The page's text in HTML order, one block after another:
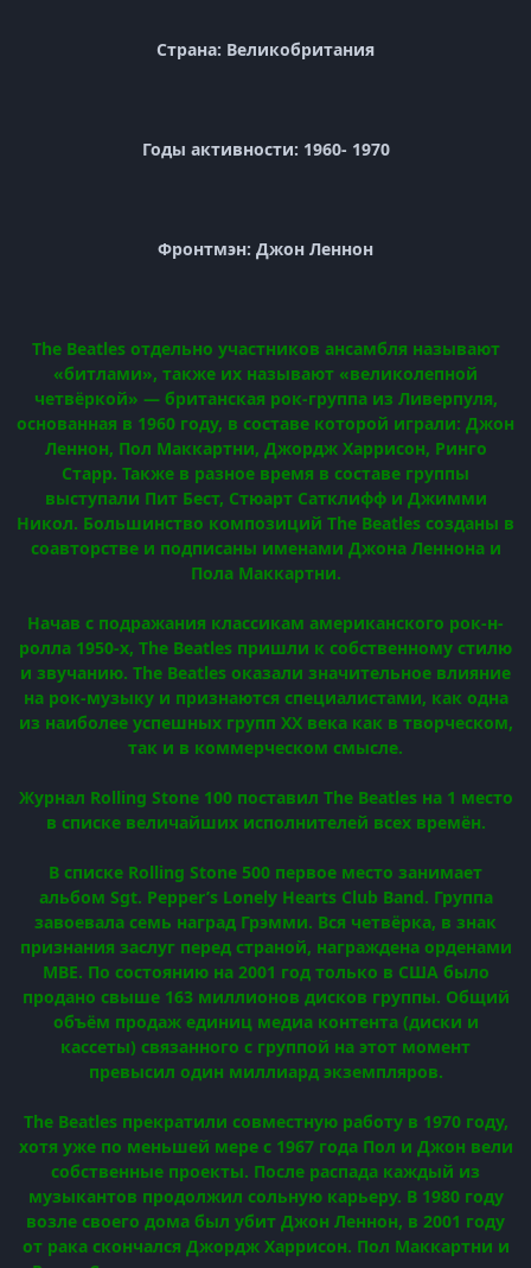
Страна: Великобритания
Годы активности: 1960- 1970
Фронтмэн: Джон Леннон
The Beatles отдельно участников ансамбля называют
«битлами», также их называют «великолепной
четвёркой» — британская рок-группа из Ливерпуля,
основанная в 1960 году, в составе которой играли: Джон
Леннон, Пол Маккартни, Джордж Харрисон, Ринго
Старр. Также в разное время в составе группы
выступали Пит Бест, Стюарт Сатклифф и Джимми
Никол. Большинство композиций The Beatles созданы в
соавторстве и подписаны именами Джона Леннона и
Пола Маккартни.
Начав с подражания классикам американского рок-н-
ролла 1950-х, The Beatles пришли к собственному стилю
и звучанию. The Beatles оказали значительное влияние
на рок-музыку и признаются специалистами, как одна
из наиболее успешных групп XX века как в творческом,
так и в коммерческом смысле.
Журнал Rolling Stone 100 поставил The Beatles на 1 место
в списке величайших исполнителей всех времён.
В списке Rolling Stone 500 первое место занимает
альбом Sgt. Pepper’s Lonely Hearts Club Band. Группа
завоевала семь наград Грэмми. Вся четвёрка, в знак
признания заслуг перед страной, награждена орденами
MBE. По состоянию на 2001 год только в США было
продано свыше 163 миллионов дисков группы. Общий
объём продаж единиц медиа контента (диски и
кассеты) связанного с группой на этот момент
превысил один миллиард экземпляров.
The Beatles прекратили совместную работу в 1970 году,
хотя уже по меньшей мере с 1967 года Пол и Джон вели
собственные проекты. После распада каждый из
музыкантов продолжил сольную карьеру. В 1980 году
возле своего дома был убит Джон Леннон, в 2001 году
от рака скончался Джордж Харрисон. Пол Маккартни и